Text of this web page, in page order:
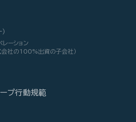
ーション
会社の100%出資の子会社）
プ行動規範